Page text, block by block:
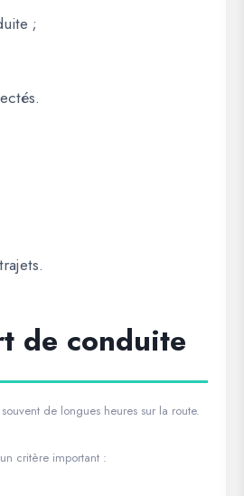
;
de conduite
de longues heures sur la route.
critère important :